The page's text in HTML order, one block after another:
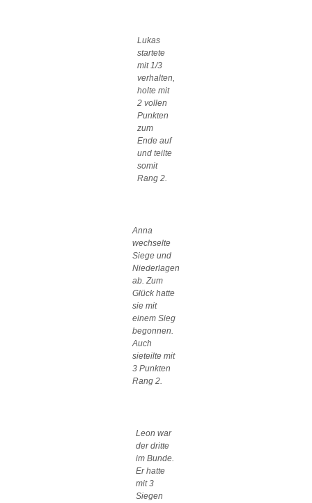
Lukas
startete
mit 1/3
verhalten,
holte mit
2 vollen
Punkten
zum
Ende auf
und teilte
somit
Rang 2.
Anna
wechselte
Siege und
Niederlagen
ab. Zum
Glück hatte
sie mit
einem Sieg
begonnen.
Auch
sieteilte mit
3 Punkten
Rang 2.
Leon war
der dritte
im Bunde.
Er hatte
mit 3
Siegen